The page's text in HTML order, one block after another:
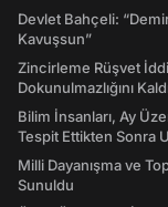
Devlet Bahçeli:
Kavuşsun”
Zincirleme Rüşvet
Dokunulmazlığını
Bilim İnsanları, Ay
Tespit Ettikten Sonra
Milli Dayanışma ve
Sunuldu